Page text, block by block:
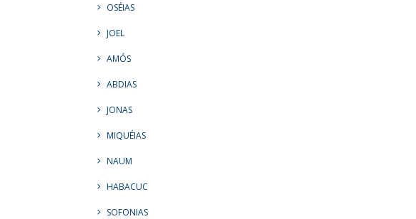
OSÉIAS
JOEL
AMÓS
ABDIAS
JONAS
MIQUÉIAS
NAUM
HABACUC
SOFONIAS